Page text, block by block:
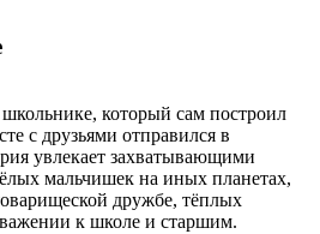
школьнике, который сам построил
с друзьями отправился в
увлекает захватывающими
мальчишек на иных планетах,
дружбе, тёплых
к школе и старшим.